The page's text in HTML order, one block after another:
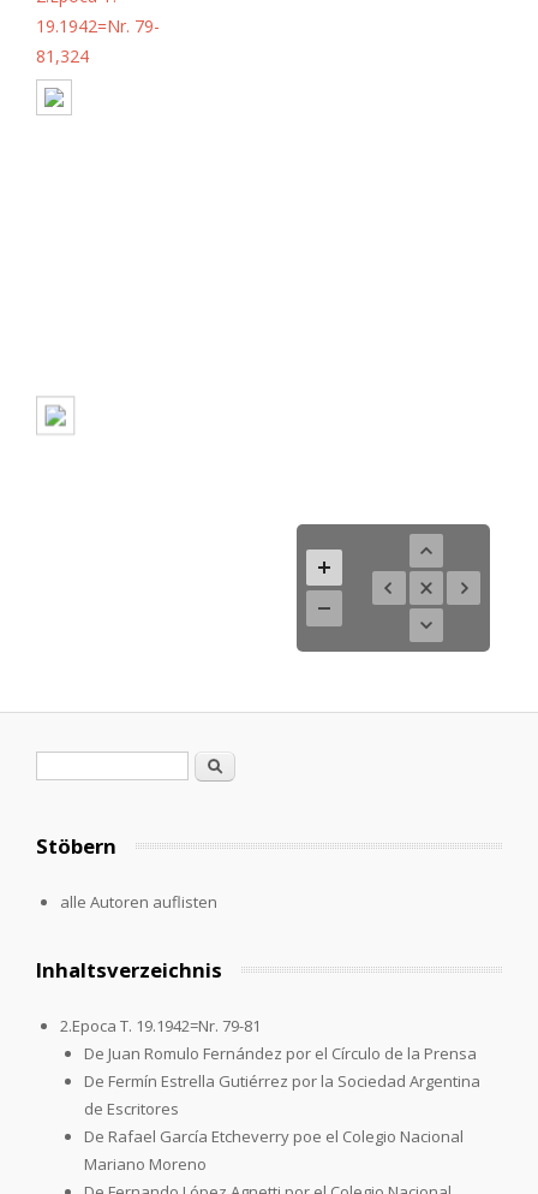
19.1942=Nr. 79-
81,324
Search
Stöbern
alle Autoren auflisten
Inhaltsverzeichnis
2.Epoca T. 19.1942=Nr. 79-81
De Juan Romulo Fernández por el Círculo de la Prensa
De Fermín Estrella Gutiérrez por la Sociedad Argentina
de Escritores
De Rafael García Etcheverry poe el Colegio Nacional
Mariano Moreno